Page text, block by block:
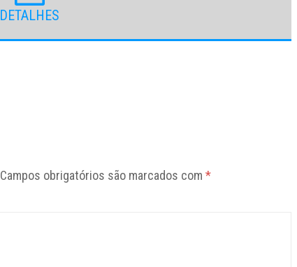
DETALHES
Campos obrigatórios são marcados com *